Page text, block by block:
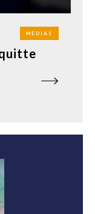
MÉDIAS